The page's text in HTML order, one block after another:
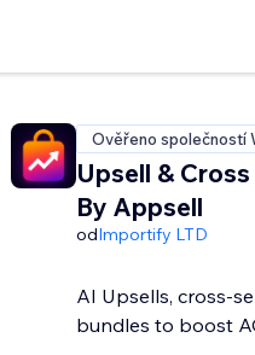
Ověřeno společností
Upsell & Cross
By Appsell
odImportify LTD
AI Upsells, cross-
bundles to boost